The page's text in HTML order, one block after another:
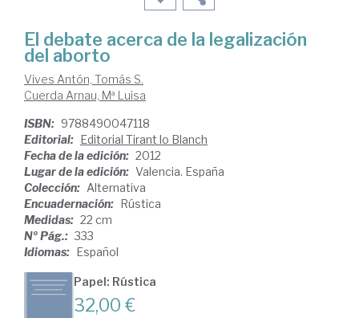
El debate acerca de la legalización
del aborto
Vives Antón, Tomás S.
Cuerda Arnau, Mª Luisa
ISBN: 9788490047118
Editorial: Editorial Tirant lo Blanch
Fecha de la edición: 2012
Lugar de la edición: Valencia. España
Colección: Alternativa
Encuadernación: Rústica
Medidas: 22 cm
Nº Pág.: 333
Idiomas: Español
Papel: Rústica
32,00 €